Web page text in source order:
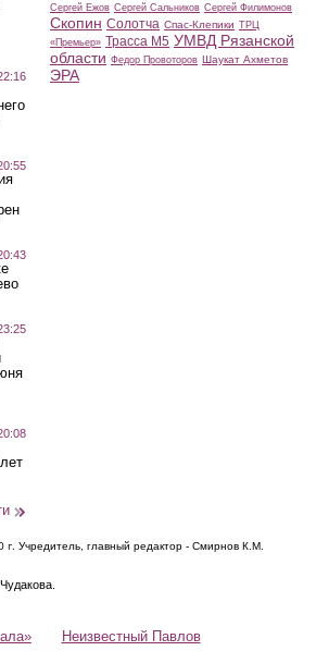
Сергей Ежов Сергей Сальников Сергей Филимонов
Скопин Солотча Спас-Клепики ТРЦ
«Премьер» Трасса М5 УМВД Рязанской
области Федор Провоторов Шаукат Ахметов
ЭРА
г. Учредитель, главный редактор - Смирнов К.М.
Неизвестный Павлов